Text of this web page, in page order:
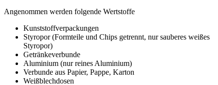
Angenommen werden folgende Wertstoffe
Kunststoffverpackungen
Styropor (Formteile und Chips getrennt, nur sauberes weißes
Styropor)
Getränkeverbunde
Aluminium (nur reines Aluminium)
Verbunde aus Papier, Pappe, Karton
Weißblechdosen